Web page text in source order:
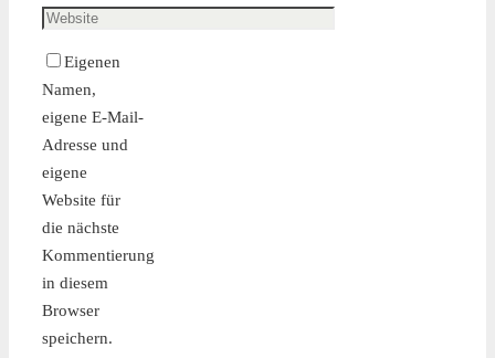
Eigenen
Namen,
eigene E-Mail-
Adresse und
eigene
Website für
die nächste
Kommentierung
in diesem
Browser
speichern.